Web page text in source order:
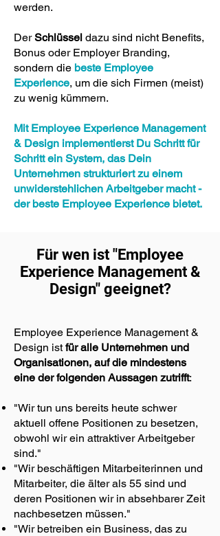
werden.
DerSchlüssel dazu sind nicht Benefits,
Bonus oder Employer Branding,
sondern die beste Employee
Experience, um die sich Firmen (meist)
zu wenig kümmern.
Mit Employee Experience Management
& Design implementierst Du Schritt für
Schritt ein System, das Dein
Unternehmen strukturiert zu einem
unwiderstehlichen Arbeitgeber macht -
der beste Employee Experience bietet.
Für wen ist "Employee
Experience Management &
Design" geeignet?
Employee Experience Management &
Design istfür alle Unternehmen und
Organisationen, auf die mindestens
eine der folgenden Aussagen zutrifft:
"Wir tun uns bereits heute schwer
aktuell offene Positionen zu besetzen,
obwohl wir ein attraktiver Arbeitgeber
sind."
"Wir beschäftigen Mitarbeiterinnen und
Mitarbeiter, die älter als 55 sind und
deren Positionen wir in absehbarer Zeit
nachbesetzen müssen."
"Wir betreiben ein Business, das zu